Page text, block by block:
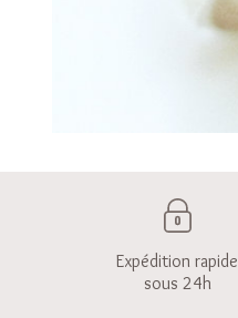
Expédition rapide
sous 24h